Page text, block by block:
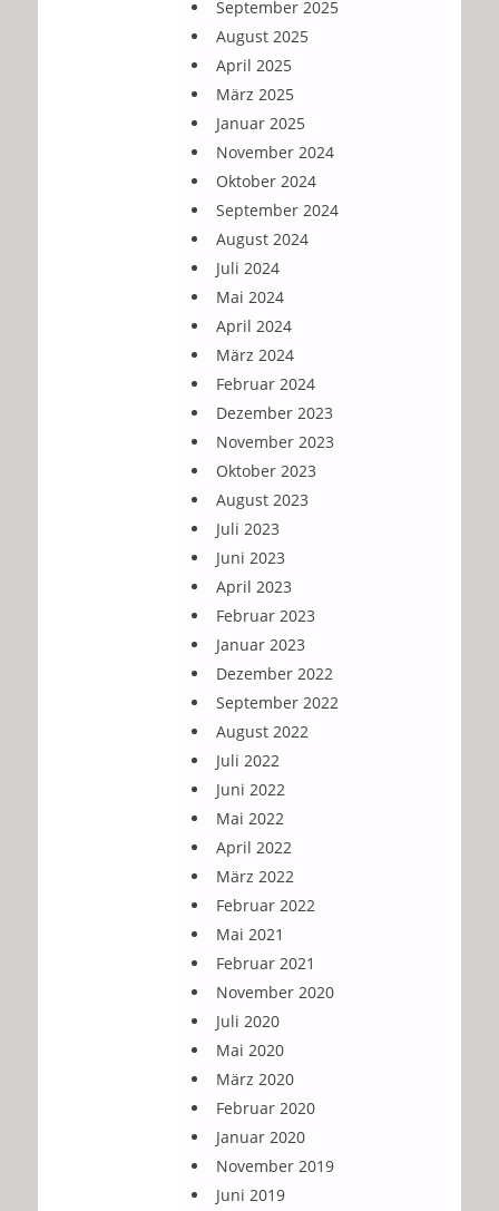
September 2025
August 2025
April 2025
März 2025
Januar 2025
November 2024
Oktober 2024
September 2024
August 2024
Juli 2024
Mai 2024
April 2024
März 2024
Februar 2024
Dezember 2023
November 2023
Oktober 2023
August 2023
Juli 2023
Juni 2023
April 2023
Februar 2023
Januar 2023
Dezember 2022
September 2022
August 2022
Juli 2022
Juni 2022
Mai 2022
April 2022
März 2022
Februar 2022
Mai 2021
Februar 2021
November 2020
Juli 2020
Mai 2020
März 2020
Februar 2020
Januar 2020
November 2019
Juni 2019